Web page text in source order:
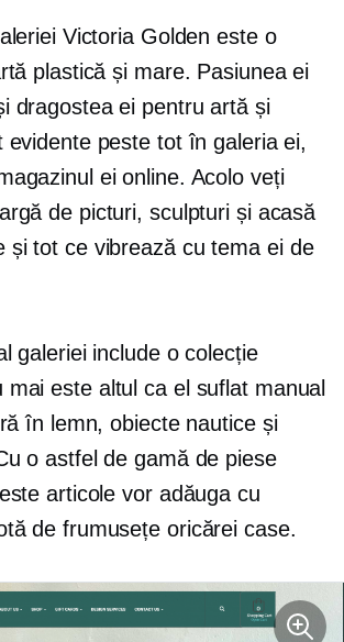
Victoria Golden este o
plastică și mare. Pasiunea ei
dragostea ei pentru artă și
evidente peste tot în galeria ei,
ei online. Acolo veți
de picturi, sculpturi și acasă
și tot ce vibrează cu tema ei de
galeriei include o colecție
mai este altul ca el suflat manual
în lemn, obiecte nautice și
o astfel de gamă de piese
articole vor adăuga cu
de frumusețe oricărei case.